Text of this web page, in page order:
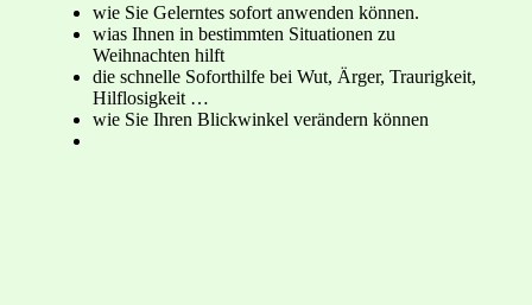
wie Sie Gelerntes sofort anwenden können.
wias Ihnen in bestimmten Situationen zu
Weihnachten hilft
die schnelle Soforthilfe bei Wut, Ärger, Traurigkeit,
Hilflosigkeit …
wie Sie Ihren Blickwinkel verändern können